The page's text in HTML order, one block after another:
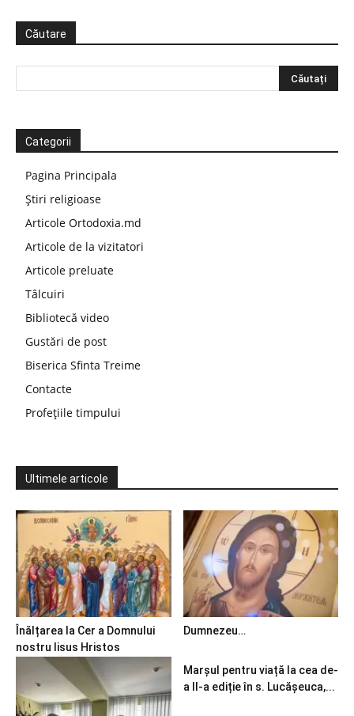
Căutare
Categorii
Pagina Principala
Știri religioase
Articole Ortodoxia.md
Articole de la vizitatori
Articole preluate
Tâlcuiri
Bibliotecă video
Gustări de post
Biserica Sfinta Treime
Contacte
Profețiile timpului
Ultimele articole
Înălțarea la Cer a Domnului
nostru Iisus Hristos
Dumnezeu…
Marșul pentru viață la cea de-
a II-a ediție în s. Lucășeuca,...